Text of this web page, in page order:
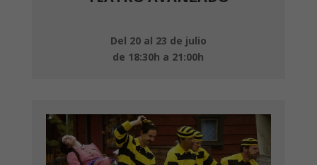
Del 20 al 23 de julio
de 18:30h a 21:00h